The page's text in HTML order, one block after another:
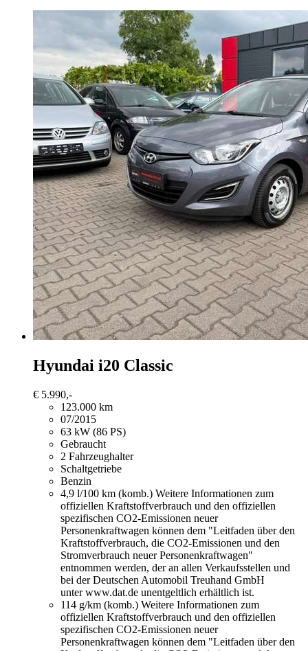
Hyundai i20 Classic
€ 5.990,-
123.000 km
07/2015
63 kW (86 PS)
Gebraucht
2 Fahrzeughalter
Schaltgetriebe
Benzin
4,9 l/100 km (komb.) Weitere Informationen zum
offiziellen Kraftstoffverbrauch und den offiziellen
spezifischen CO2-Emissionen neuer
Personenkraftwagen können dem "Leitfaden über den
Kraftstoffverbrauch, die CO2-Emissionen und den
Stromverbrauch neuer Personenkraftwagen"
entnommen werden, der an allen Verkaufsstellen und
bei der Deutschen Automobil Treuhand GmbH
unter www.dat.de unentgeltlich erhältlich ist.
114 g/km (komb.) Weitere Informationen zum
offiziellen Kraftstoffverbrauch und den offiziellen
spezifischen CO2-Emissionen neuer
Personenkraftwagen können dem "Leitfaden über den